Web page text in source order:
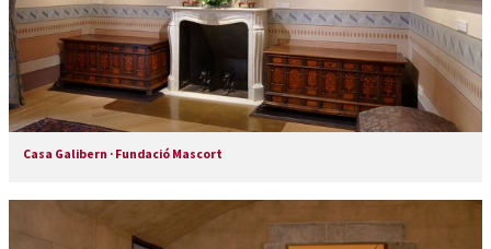
Casa Galibern · Fundació Mascort